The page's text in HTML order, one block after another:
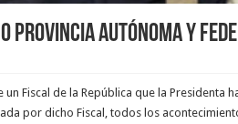
Provincia Autónoma y
Fiscal de la República que la Presidenta
por dicho Fiscal, todos los